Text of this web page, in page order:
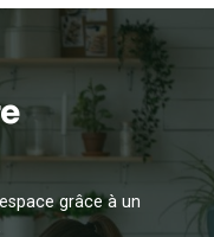
grâce à un